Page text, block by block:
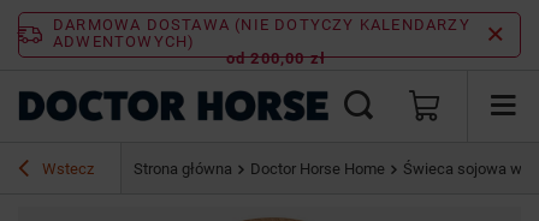
DARMOWA DOSTAWA (NIE DOTYCZY KALENDARZY
ADWENTOWYCH)
od 200,00 zł
Wstecz Strona główna Doctor Horse Home Świeca sojowa w